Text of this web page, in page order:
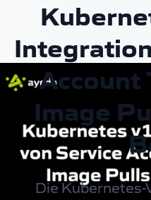
Account
Image
Die